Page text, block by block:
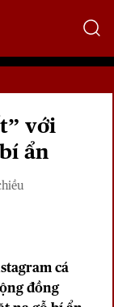
với
ẩn
cá
đồng